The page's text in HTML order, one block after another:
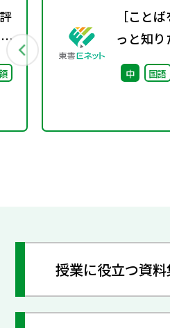
［こと
っと知
という
らはじめ
中 国語
授業に役立つ資料